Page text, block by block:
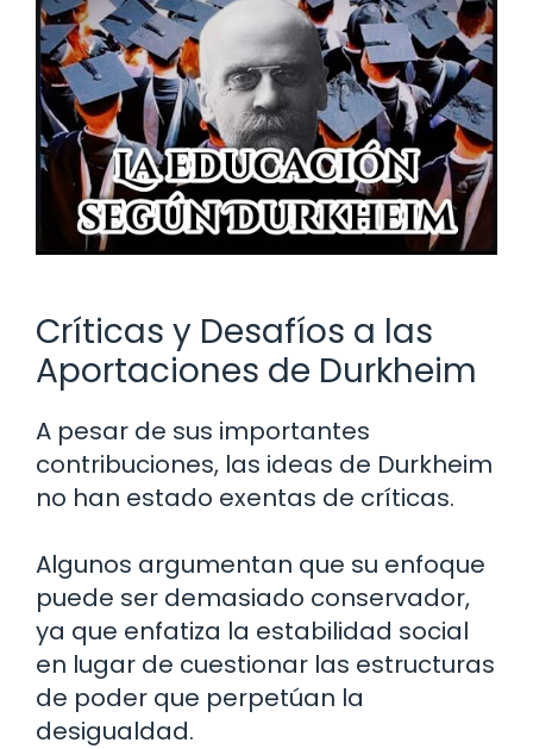
Críticas y Desafíos a las
Aportaciones de Durkheim
A pesar de sus importantes
contribuciones, las ideas de Durkheim
no han estado exentas de críticas.
Algunos argumentan que su enfoque
puede ser demasiado conservador,
ya que enfatiza la estabilidad social
en lugar de cuestionar las estructuras
de poder que perpetúan la
desigualdad.